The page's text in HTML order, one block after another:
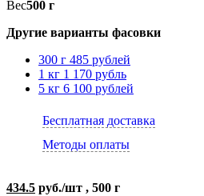
Вес500 г
Другие варианты фасовки
300 г 485 рублей
1 кг 1 170 рубль
5 кг 6 100 рублей
Бесплатная доставка
Методы оплаты
434.5 руб./шт , 500 г